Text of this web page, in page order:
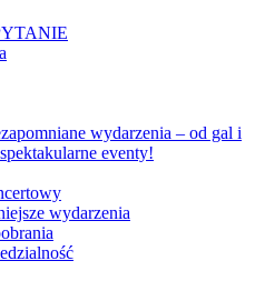
wydarzenia – od gal i
eventy!
wydarzenia